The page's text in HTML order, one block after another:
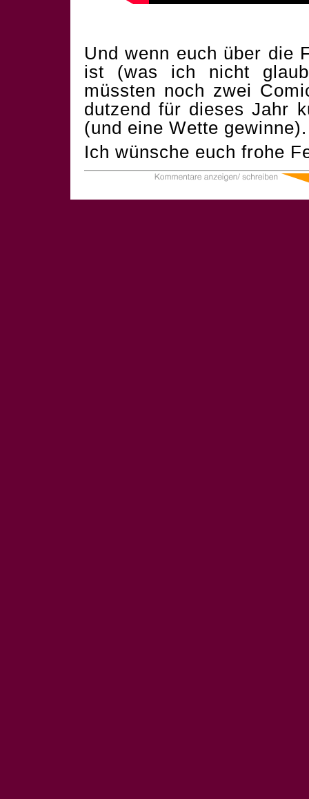
Und wenn euch über die
ist (was ich nicht
müssten noch zwei
dutzend für dieses Jahr
(und eine Wette
Ich wünsche euch frohe